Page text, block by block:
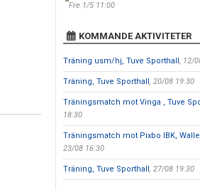
Fre 1/5 11:00
KOMMANDE AKTIVITETER
Träning usm/hj, Tuve Sporthall, 12/
Träning, Tuve Sporthall, 20/08 19:30
Träningsmatch mot Vinga , Tuve
18:30
Träningsmatch mot Pixbo IBK,
23/08 16:30
Träning, Tuve Sporthall, 27/08 19:30